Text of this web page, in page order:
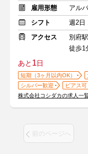
雇用形態
アル
シフト
週2日
アクセス
別府駅
徒歩1
あと 1日
短期（3ヶ月以内OK）
シルバー歓迎
ピアス可
株式会社コシダカの求人一
前のページへ